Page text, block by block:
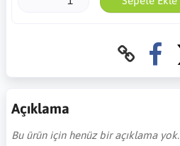
Açıklama
Bu ürün için henüz bir açıklama yok.